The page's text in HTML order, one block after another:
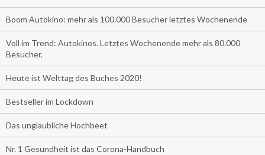
Boom Autokino: mehr als 100.000 Besucher letztes Wochenende
Voll im Trend: Autokinos. Letztes Wochenende mehr als 80.000
Besucher.
Heute ist Welttag des Buches 2020!
Bestseller im Lockdown
Das unglaubliche Hochbeet
Nr. 1 Gesundheit ist das Corona-Handbuch